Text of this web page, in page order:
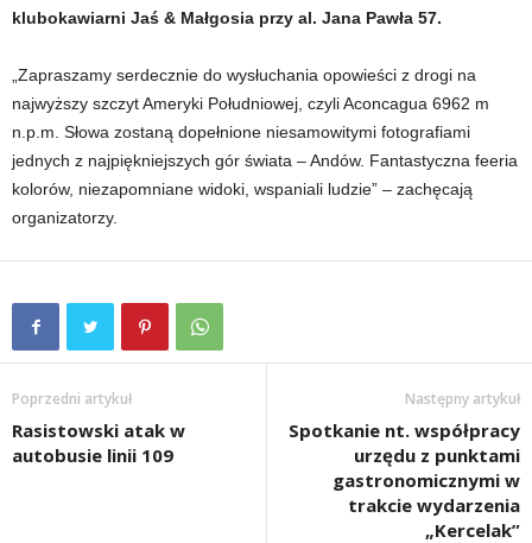
klubokawiarni Jaś & Małgosia przy al. Jana Pawła 57.
„Zapraszamy serdecznie do wysłuchania opowieści z drogi na
najwyższy szczyt Ameryki Południowej, czyli Aconcagua 6962 m
n.p.m. Słowa zostaną dopełnione niesamowitymi fotografiami
jednych z najpiękniejszych gór świata – Andów. Fantastyczna feeria
kolorów, niezapomniane widoki, wspaniali ludzie” – zachęcają
organizatorzy.
Poprzedni artykuł
Rasistowski atak w
autobusie linii 109
Następny artykuł
Spotkanie nt. współpracy
urzędu z punktami
gastronomicznymi w
trakcie wydarzenia
„Kercelak”